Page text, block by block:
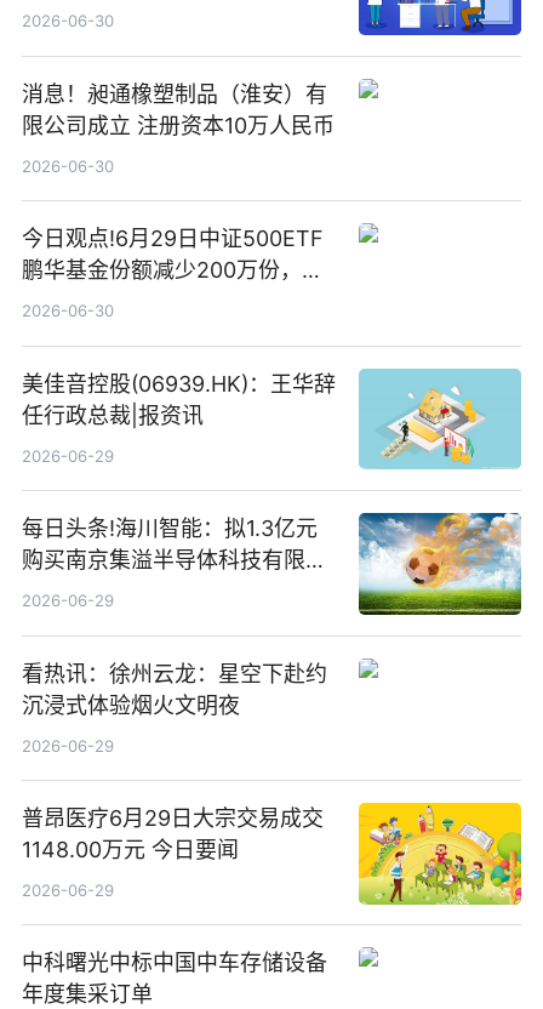
2026-06-30
消息！昶通橡塑制品（淮安）有
限公司成立 注册资本10万人民币
2026-06-30
今日观点!6月29日中证500ETF
鹏华基金份额减少200万份，重
仓股亨通光电、赤峰黄金、佰维
2026-06-30
美佳音控股(06939.HK)：王华辞
任行政总裁|报资讯
2026-06-29
每日头条!海川智能：拟1.3亿元
购买南京集溢半导体科技有限公
司15.3%股权
2026-06-29
看热讯：徐州云龙：星空下赴约
沉浸式体验烟火文明夜
2026-06-29
普昂医疗6月29日大宗交易成交
1148.00万元 今日要闻
2026-06-29
中科曙光中标中国中车存储设备
年度集采订单